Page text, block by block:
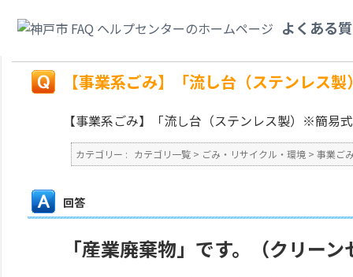
よくある
すか？
【事業系ごみ】「流し台（ステンレス
【事業系ごみ】「流し台（ステンレス製）※簡易
カテゴリー : カテゴリ一覧 > ごみ・リサイクル・環境 > 事業ご
回答
「産業廃棄物」です。（クリー